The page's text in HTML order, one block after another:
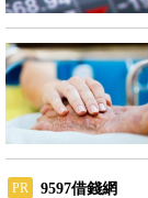
PR 9597借錢網